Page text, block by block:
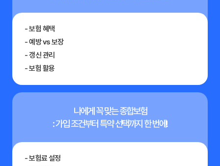
- 보험 혜택
- 예방 vs 보장
- 갱신 관리
- 보험 활용
나에게 꼭 맞는 종합보험
: 가입 조건부터 특약 선택까지 한 번에!
- 보험료 설정